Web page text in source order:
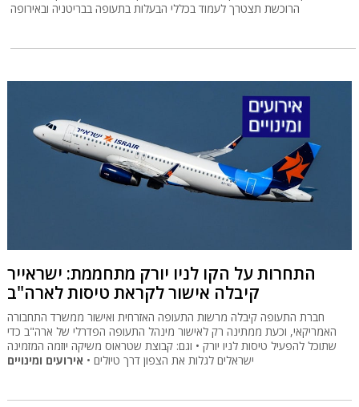
הרוכשת תצטרך לעמוד בכללי הבעלות בתעופה בבריטניה ובאירופה
התחרות על הקו לניו יורק מתחממת: ישראייר
קיבלה אישור לקראת טיסות לארה"ב
חברת התעופה קיבלה מרשות התעופה האזרחית ואישור ממשרד התחבורה
האמריקאי, וכעת ממתינה רק לאישור מינהל התעופה הפדרלי של ארה"ב כדי
שתוכל להפעיל טיסות לניו יורק • וגם: קבוצת שטראוס משיקה יוזמה המזמינה
ישראלים לגלות את הצפון דרך טיולים • אירועים ומינויים